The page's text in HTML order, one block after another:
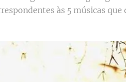
às 5 músicas que